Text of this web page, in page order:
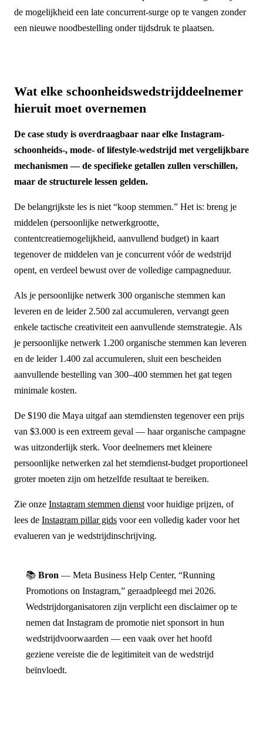
de mogelijkheid een late concurrent-surge op te vangen zonder
een nieuwe noodbestelling onder tijdsdruk te plaatsen.
Wat elke schoonheidswedstrijddeelnemer
hieruit moet overnemen
De case study is overdraagbaar naar elke Instagram-
schoonheids-, mode- of lifestyle-wedstrijd met vergelijkbare
mechanismen — de specifieke getallen zullen verschillen,
maar de structurele lessen gelden.
De belangrijkste les is niet “koop stemmen.” Het is: breng je
middelen (persoonlijke netwerkgrootte,
contentcreatiemogelijkheid, aanvullend budget) in kaart
tegenover de middelen van je concurrent vóór de wedstrijd
opent, en verdeel bewust over de volledige campagneduur.
Als je persoonlijke netwerk 300 organische stemmen kan
leveren en de leider 2.500 zal accumuleren, vervangt geen
enkele tactische creativiteit een aanvullende stemstrategie. Als
je persoonlijke netwerk 1.200 organische stemmen kan leveren
en de leider 1.400 zal accumuleren, sluit een bescheiden
aanvullende bestelling van 300–400 stemmen het gat tegen
minimale kosten.
De $190 die Maya uitgaf aan stemdiensten tegenover een prijs
van $3.000 is een extreem geval — haar organische campagne
was uitzonderlijk sterk. Voor deelnemers met kleinere
persoonlijke netwerken zal het stemdienst-budget proportioneel
groter moeten zijn om hetzelfde resultaat te bereiken.
Zie onze Instagram stemmen dienst voor huidige prijzen, of
lees de Instagram pillar gids voor een volledig kader voor het
evalueren van je wedstrijdinschrijving.
📚 Bron — Meta Business Help Center, “Running
Promotions on Instagram,” geraadpleegd mei 2026.
Wedstrijdorganisatoren zijn verplicht een disclaimer op te
nemen dat Instagram de promotie niet sponsort in hun
wedstrijdvoorwaarden — een vaak over het hoofd
geziene vereiste die de legitimiteit van de wedstrijd
beïnvloedt.